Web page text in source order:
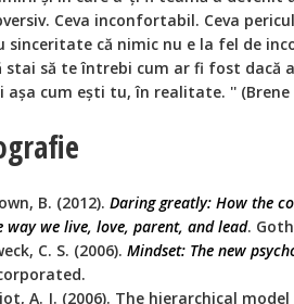
Ceva inconfortabil. Ceva
sinceritate că nimic nu e la fel de
stai să te întrebi cum ar fi fost dacă
așa cum ești tu, în realitate. '' (Brene
B. (2012). Daring greatly: How the
way we live, love, parent, and lead.
C. S. (2006). Mindset: The new
A. J. (2006). The hierarchical